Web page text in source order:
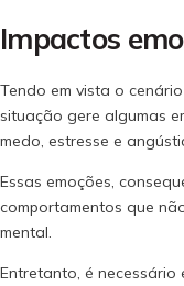
Impactos
Tendo em vista o
situação gere algumas
medo, estresse e
Essas emoções,
comportamentos que
mental.
Entretanto, é necessário